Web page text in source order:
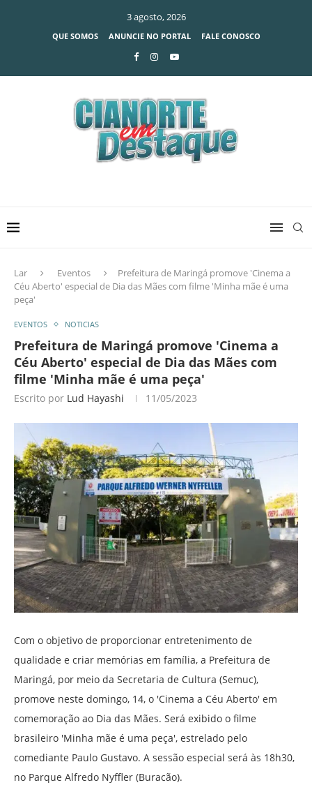
3 agosto, 2026
QUE SOMOS ANUNCIE NO PORTAL FALE CONOSCO
Lar Eventos
Prefeitura de Maringá promove ′Cinema a
Céu Aberto′ especial de Dia das Mães com filme ′Minha mãe é uma
peça′
EVENTOS NOTICIAS
Prefeitura de Maringá promove ′Cinema a
Céu Aberto′ especial de Dia das Mães com
filme ′Minha mãe é uma peça′
Escrito por Lud Hayashi 11/05/2023
Com o objetivo de proporcionar entretenimento de
qualidade e criar memórias em família, a Prefeitura de
Maringá, por meio da Secretaria de Cultura (Semuc),
promove neste domingo, 14, o ′Cinema a Céu Aberto′ em
comemoração ao Dia das Mães. Será exibido o filme
brasileiro ′Minha mãe é uma peça′, estrelado pelo
comediante Paulo Gustavo. A sessão especial será às 18h30,
no Parque Alfredo Nyffler (Buracão).